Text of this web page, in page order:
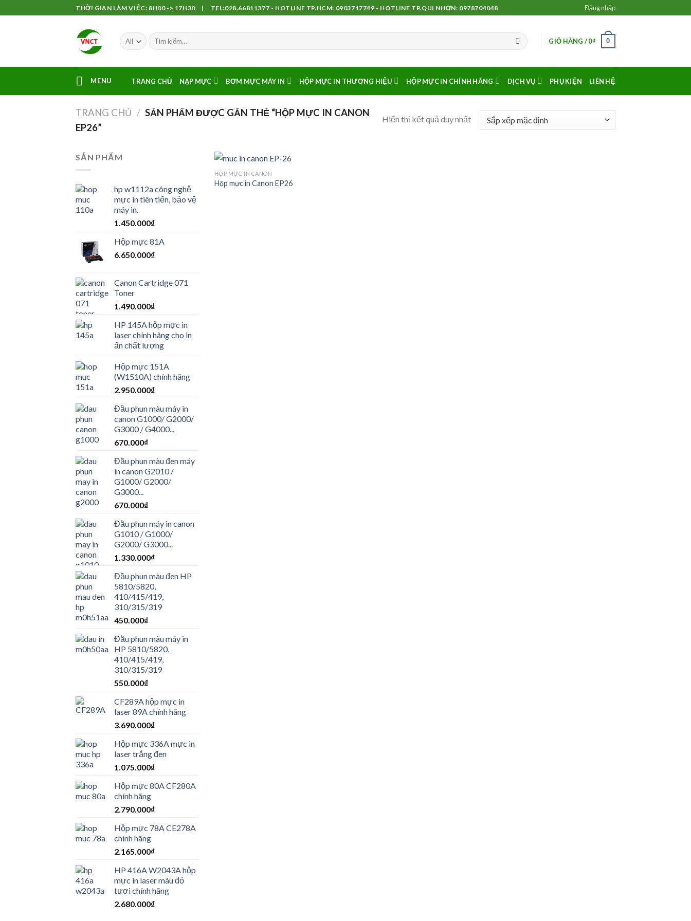
to
THỜI GIAN LÀM VIỆC: 8H00 -> 17H30 | TEL:028.66811377 - HOTLINE TP.HCM: 0903717749 - HOTLINE TP.QUI NHƠN: 0978704048 Đăng nhập
GIỎ HÀNG /0₫ 0
MENU TRANG CHỦ NẠP MỰC BƠM MỰC MÁY IN HỘP MỰC IN THƯƠNG HIỆU HỘP MỰC IN CHÍNH HÃNG DỊCH VỤ PHỤ KIỆN LIÊN HỆ
TRANG CHỦ / SẢN PHẨM ĐƯỢC GẮN THẺ “HỘP MỰC IN CANON
EP26”
Hiển thị kết quả duy nhất
SẢN PHẨM
hp w1112a công nghệ
mực in tiên tiến, bảo vệ
máy in.
1.450.000₫
Hộp mực 81A
6.650.000₫
Canon Cartridge 071
Toner
1.490.000₫
HP 145A hộp mực in
laser chính hãng cho in
ấn chất lượng
Hộp mực 151A
(W1510A) chính hãng
2.950.000₫
Đầu phun màu máy in
canon G1000/ G2000/
G3000 / G4000...
670.000₫
Đầu phun màu đen máy
in canon G2010 /
G1000/ G2000/
G3000...
670.000₫
Đầu phun máy in canon
G1010 / G1000/
G2000/ G3000...
1.330.000₫
Đầu phun màu đen HP
5810/5820,
410/415/419,
310/315/319
450.000₫
Đầu phun màu máy in
HP 5810/5820,
410/415/419,
310/315/319
550.000₫
CF289A hộp mực in
laser 89A chính hãng
3.690.000₫
Hộp mực 336A mực in
laser trắng đen
1.075.000₫
Hộp mực 80A CF280A
chính hãng
2.790.000₫
Hộp mực 78A CE278A
chính hãng
2.165.000₫
HP 416A W2043A hộp
mực in laser màu đỏ
tươi chính hãng
2.680.000₫
HỘP MỰC IN CANON
Hộp mực in Canon EP26